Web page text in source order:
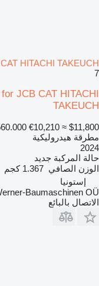
HITACHI TAKEUCH
7
JCB CAT HITACHI
TAKEUCH
€10,210 ≈ $11,800
مطرقة هيدروليكية
2024
حالة المركبة جديد
الوزن الصافي 1.367 كجم
إستونيا
Baumaschinen OÜ
الاتصال بالبائع